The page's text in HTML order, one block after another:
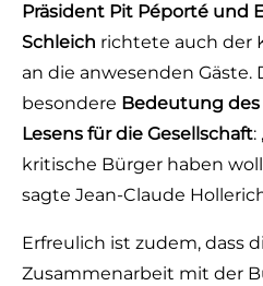
Präsident Pit Péporté und
Schleich richtete auch der
an die anwesenden
besondere Bedeutung
Lesens für die Gesellschaft:
kritische Bürger haben
sagte Jean-Claude
Erfreulich ist zudem, dass
Zusammenarbeit mit der